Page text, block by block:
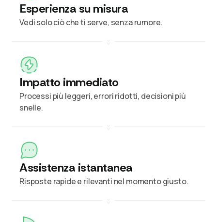
Esperienza su misura
Vedi solo ciò che ti serve, senza rumore.
Impatto immediato
Processi più leggeri, errori ridotti, decisioni più
snelle.
Assistenza istantanea
Risposte rapide e rilevanti nel momento giusto.